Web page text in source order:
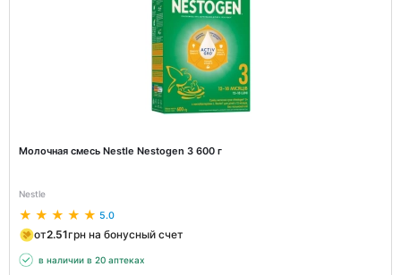
Молочная смесь Nestle Nestogen 3 600 г
Nestle
5.0
от2.51грн на бонусный счет
в наличии в 20 аптеках